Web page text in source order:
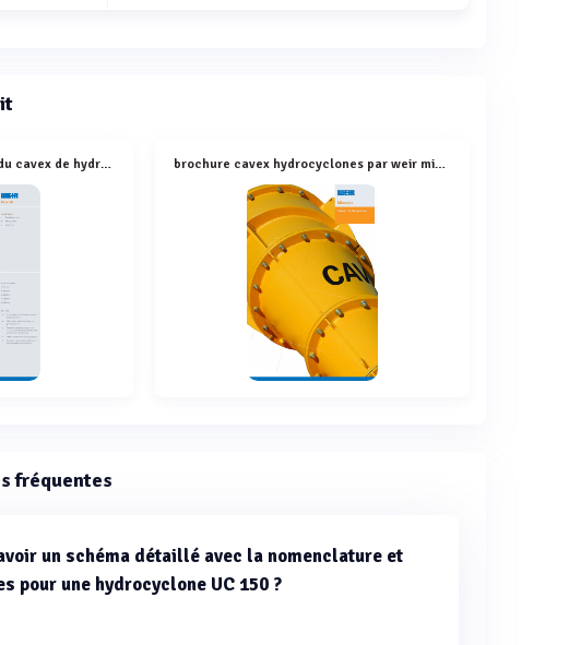
spécifications techniques du cavex de hydrocyclone double efficiency brochure cavex hydrocyclones par weir minerals
fréquentes
un schéma détaillé avec la nomenclature et
pour une hydrocyclone UC 150 ?